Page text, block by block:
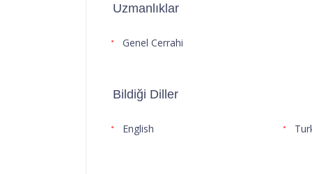
Uzmanlıklar
Genel Cerrahi
Bildiği Diller
English